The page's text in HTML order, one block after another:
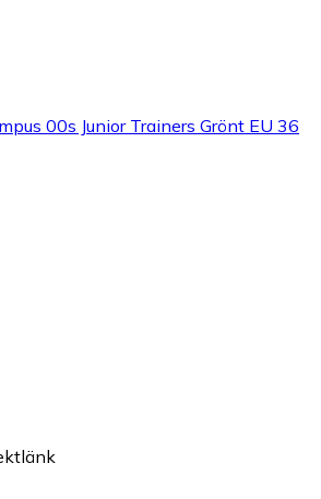
00s Junior Trainers Grönt EU 36